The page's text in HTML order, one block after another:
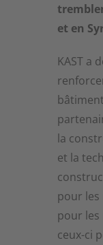
et en
KAST a
la
et la
pour
pour
ceux-ci